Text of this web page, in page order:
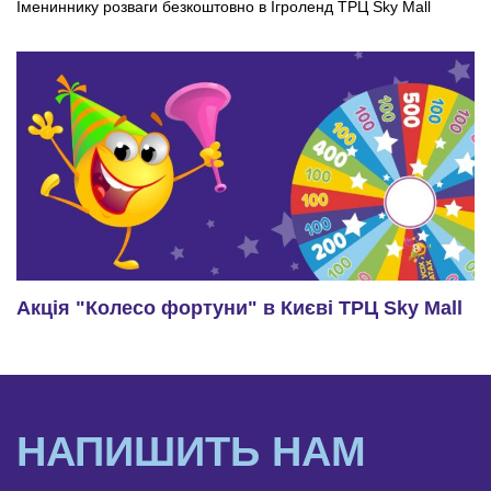
Імениннику розваги безкоштовно в Ігроленд ТРЦ Sky Mall
Акція "Колесо фортуни" в Києві ТРЦ Sky Mall
НАПИШИТЬ НАМ